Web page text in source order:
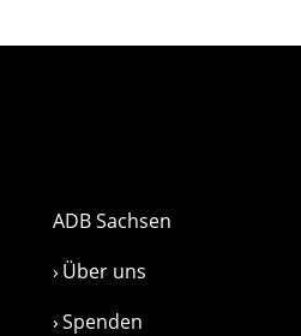
ADB Sachsen
Über uns
Spenden